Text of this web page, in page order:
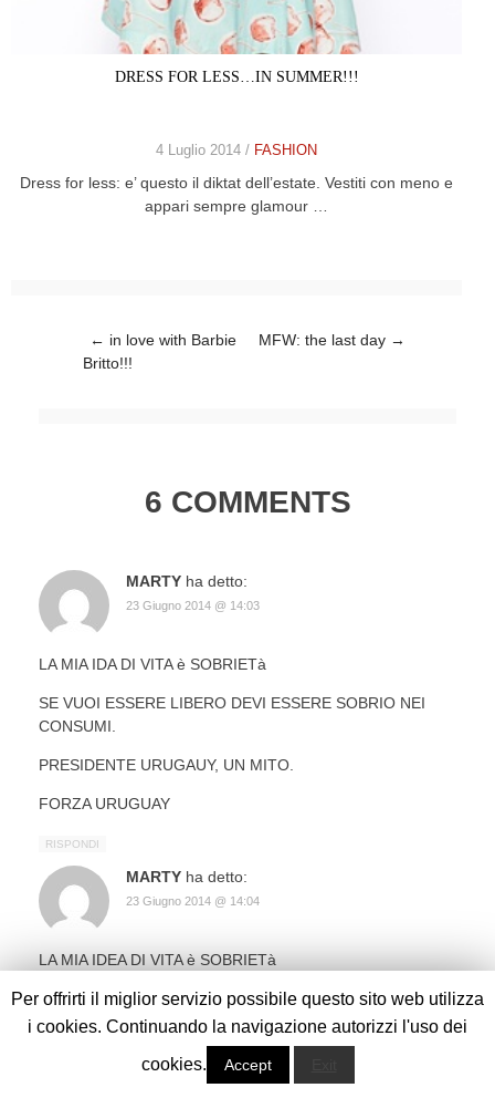
DRESS FOR LESS…IN SUMMER!!!
4 Luglio 2014 / FASHION
Dress for less: e’ questo il diktat dell’estate. Vestiti con meno e
appari sempre glamour …
Post navigation
← in love with Barbie
Britto!!!
MFW: the last day →
6 COMMENTS
MARTY ha detto:
23 Giugno 2014 @ 14:03
LA MIA IDA DI VITA è SOBRIETà
SE VUOI ESSERE LIBERO DEVI ESSERE SOBRIO NEI
CONSUMI.
PRESIDENTE URUGAUY, UN MITO.
FORZA URUGUAY
RISPONDI
MARTY ha detto:
23 Giugno 2014 @ 14:04
LA MIA IDEA DI VITA è SOBRIETà
SE VUOI ESSERE LIBERO DEVI ESSERE SOBRIO NEI
CONSUMI.
PRESIDENTE URUGUAY UN GRANDE.
Per offrirti il miglior servizio possibile questo sito web utilizza
i cookies. Continuando la navigazione autorizzi l'uso dei
cookies.
Accept